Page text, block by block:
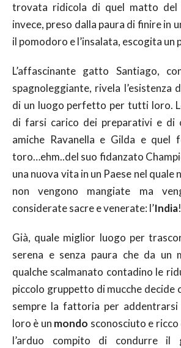
trovata ridicola di quel matto
invece, preso dalla paura di finire in
il pomodoro e l’insalata, escogita un
L’affascinante gatto Santiago,
spagnoleggiante, rivela l’esistenza
di un luogo perfetto per tutti loro.
di farsi carico dei preparativi e di
amiche Ravanella e Gilda e quel
toro…ehm..del suo fidanzato
una nuova vita in un Paese nel quale
non vengono mangiate ma
considerate sacre e venerate: l’India!
Già, quale miglior luogo per
serena e senza paura che da un
qualche scalmanato contadino le
piccolo gruppetto di mucche decide
sempre la fattoria per addentrarsi
loro è un mondo sconosciuto e
l’arduo compito di condurre il